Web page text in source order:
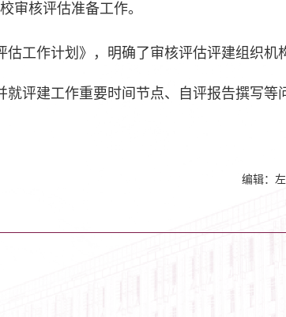
审核评估准备工作。
工作计划》，明确了审核评估评建组织机
评建工作重要时间节点、自评报告撰写等
编辑：